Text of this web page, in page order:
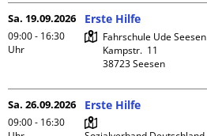
Sa. 19.09.2026
09:00 - 16:30
Uhr
Erste Hilfe
Fahrschule Ude Seesen
Kampstr.  11
Sa. 26.09.2026
09:00 - 16:30
Erste Hilfe